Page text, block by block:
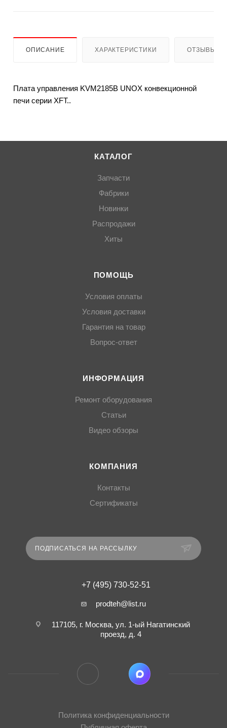
ОПИСАНИЕ ХАРАКТЕРИСТИКИ ОТЗЫВЫ
Плата управления KVM2185B UNOX конвекционной
печи серии XFT..
КАТАЛОГ
Запчасти
Фабрики
Новинки
Распродажи
Хиты
ПОМОЩЬ
Условия оплаты
Условия доставки
Гарантия на товар
Вопрос-ответ
ИНФОРМАЦИЯ
Ремонт оборудования
Статьи
Видео обзоры
КОМПАНИЯ
Контакты
Сертификаты
ПОДПИСАТЬСЯ НА РАССЫЛКУ
+7 (495) 730-52-51
prodteh@list.ru
117105, г. Москва, ул. 1-ый Нагатинский
проезд, д. 4
Политика конфиденциальности